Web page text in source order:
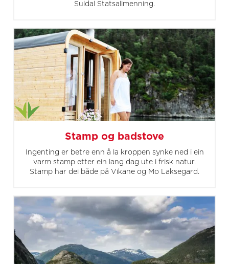
Suldal Statsallmenning.
Stamp og badstove
Ingenting er betre enn å la kroppen synke ned i ein
varm stamp etter ein lang dag ute i frisk natur.
Stamp har dei både på Vikane og Mo Laksegard.